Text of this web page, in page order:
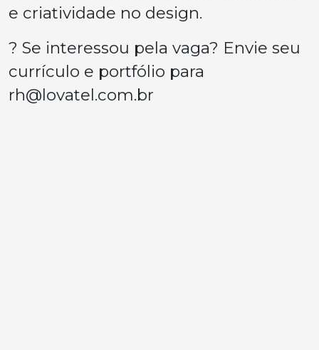
e criatividade no design.
? Se interessou pela vaga? Envie seu
currículo e portfólio para
rh@lovatel.com.br